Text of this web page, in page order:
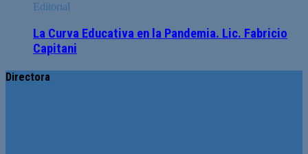
Editorial
La Curva Educativa en la Pandemia. Lic. Fabricio
Capitani
Directora